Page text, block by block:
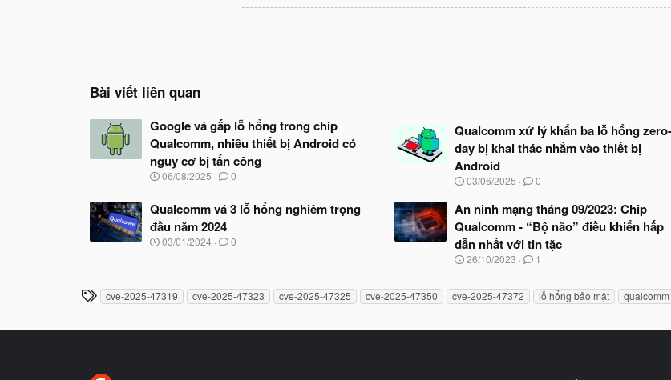
Bài viết liên quan
Google vá gấp lỗ hổng trong chip
Qualcomm, nhiều thiết bị Android có
nguy cơ bị tấn công
N
y
b
ắ
u
06/08/2025 0
Qualcomm xử lý khẩn ba lỗ hổng zero-
day bị khai thác nhắm vào thiết bị
Android
N
à
y
b
ắ
t
u
03/06/2025 0
Qualcomm vá 3 lỗ hổng nghiêm trọng
đầu năm 2024
N
b
ắ
đ
03/01/2024 0
An ninh mạng tháng 09/2023: Chip
Qualcomm - “Bộ não” điều khiển hấp
dẫn nhất với tin tặc
N
y
26/10/2023 1
T
ẻ
cve-2025-47319 cve-2025-47323 cve-2025-47325 cve-2025-47350 cve-2025-47372 lỗ hổng bảo mật qualcomm